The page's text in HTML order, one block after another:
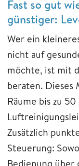
Fast so gut
günstiger:
Wer ein
nicht auf
möchte, ist mit
beraten. Dieses
Räume bis zu
Zusätzlich
Steuerung:
Bedienung über